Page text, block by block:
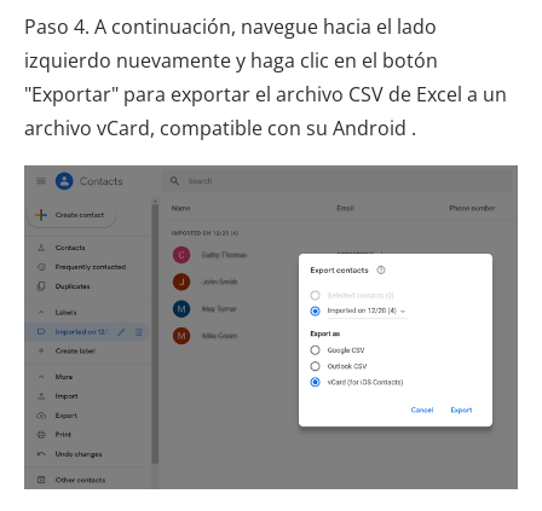
Paso 4. A continuación, navegue hacia el lado
izquierdo nuevamente y haga clic en el botón
"Exportar" para exportar el archivo CSV de Excel a un
archivo vCard, compatible con su Android .